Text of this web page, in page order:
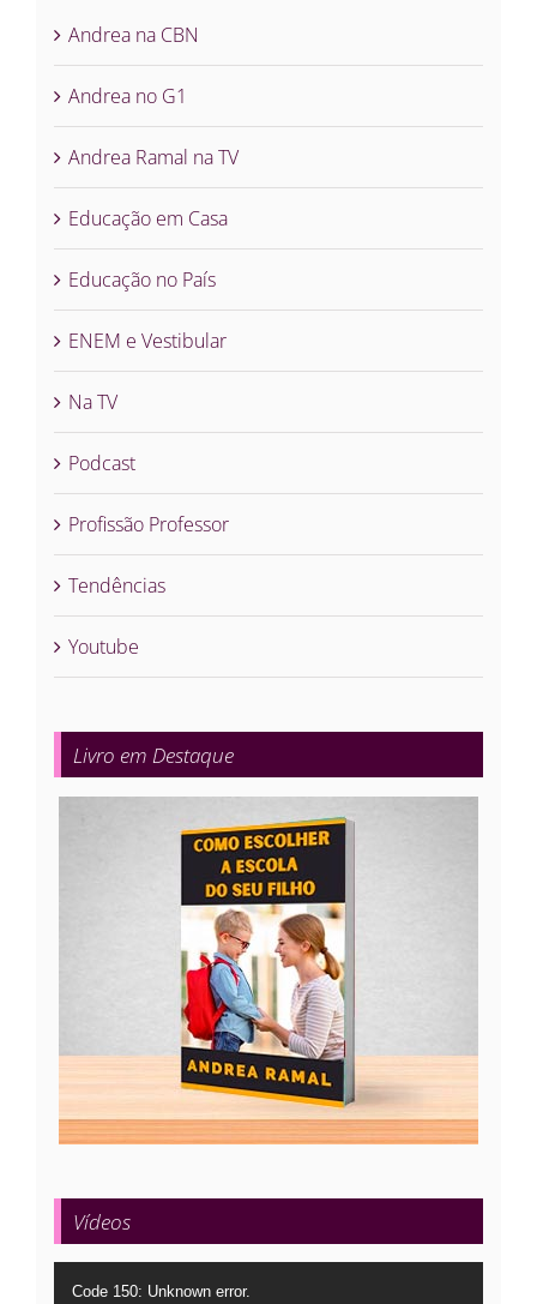
Andrea na CBN
Andrea no G1
Andrea Ramal na TV
Educação em Casa
Educação no País
ENEM e Vestibular
Na TV
Podcast
Profissão Professor
Tendências
Youtube
Livro em Destaque
Vídeos
Tocador
Code 150: Unknown error.